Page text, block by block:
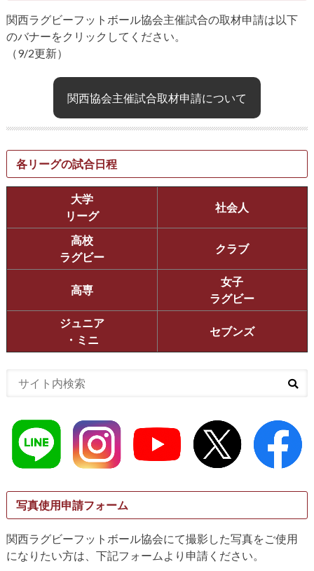
関西ラグビーフットボール協会主催試合の取材申請は以下
のバナーをクリックしてください。
（9/2更新）
関西協会主催試合取材申請について
各リーグの試合日程
大学
リーグ
社会人
高校
ラグビー
クラブ
高専
女子
ラグビー
ジュニア
・ミニ
セブンズ
写真使用申請フォーム
関西ラグビーフットボール協会にて撮影した写真をご使用
になりたい方は、下記フォームより申請ください。